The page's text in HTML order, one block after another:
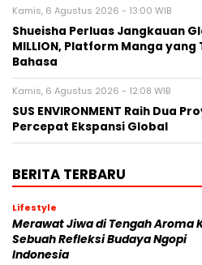
Kamis, 6 Agustus 2026 - 13:00 WIB
Shueisha Perluas Jangkauan
MILLION, Platform Manga
Bahasa
Kamis, 6 Agustus 2026 - 12:08 WIB
SUS ENVIRONMENT Raih Dua
Percepat Ekspansi Global
BERITA TERBARU
Lifestyle
Merawat Jiwa di Tengah Aroma
Sebuah Refleksi Budaya Ngopi
Indonesia